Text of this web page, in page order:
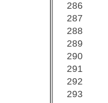
286
287
288
289
290
291
292
293